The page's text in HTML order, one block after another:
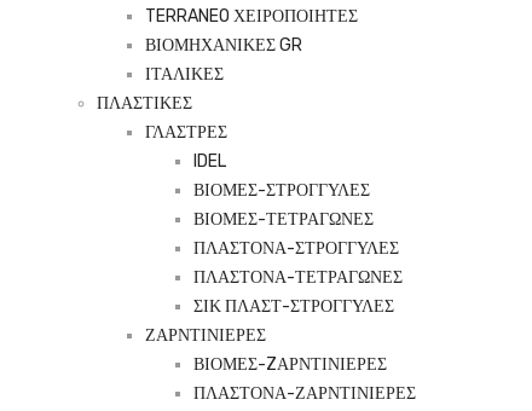
TERRANEO ΧΕΙΡΟΠΟΙΗΤΕΣ
ΒΙΟΜΗΧΑΝΙΚΕΣ GR
ΙΤΑΛΙΚΕΣ
ΠΛΑΣΤΙΚΕΣ
ΓΛΑΣΤΡΕΣ
IDEL
ΒΙΟΜΕΣ-ΣΤΡΟΓΓΥΛΕΣ
ΒΙΟΜΕΣ-ΤΕΤΡΑΓΩΝΕΣ
ΠΛΑΣΤΟΝΑ-ΣΤΡΟΓΓΥΛΕΣ
ΠΛΑΣΤΟΝΑ-ΤΕΤΡΑΓΩΝΕΣ
ΣΙΚ ΠΛΑΣΤ-ΣΤΡΟΓΓΥΛΕΣ
ΖΑΡΝΤΙΝΙΕΡΕΣ
ΒΙΟΜΕΣ-ZΑΡΝΤΙΝΙΕΡΕΣ
ΠΛΑΣΤΟΝΑ-ΖΑΡΝΤΙΝΙΕΡΕΣ